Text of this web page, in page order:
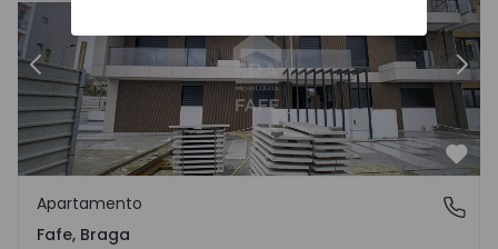
Anterior
Fafe, Braga
Apartamento
Fafe, Braga